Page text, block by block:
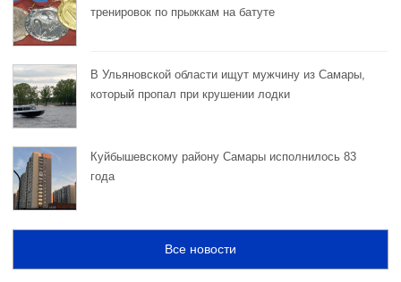
тренировок по прыжкам на батуте
В Ульяновской области ищут мужчину из Самары,
который пропал при крушении лодки
Куйбышевскому району Самары исполнилось 83
года
Все новости